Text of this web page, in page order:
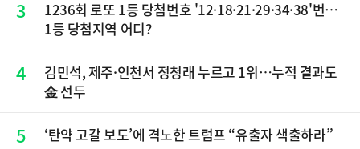
3
1236회 로또 1등 당첨번호 '12·18·21·29·34·38'번…
1등 당첨지역 어디?
4
김민석, 제주·인천서 정청래 누르고 1위…누적 결과도
金 선두
5 ‘탄약 고갈 보도’에 격노한 트럼프 “유출자 색출하라”